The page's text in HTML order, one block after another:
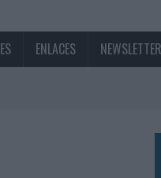
ENLACES NEWSLETTER